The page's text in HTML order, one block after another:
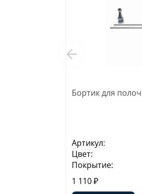
Бортик для
Артикул:
Цвет:
Покрытие:
1 110 ₽